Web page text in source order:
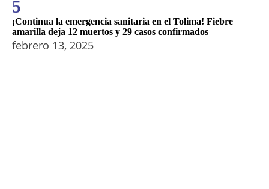
5
¡Continua la emergencia sanitaria en el Tolima! Fiebre
amarilla deja 12 muertos y 29 casos confirmados
febrero 13, 2025